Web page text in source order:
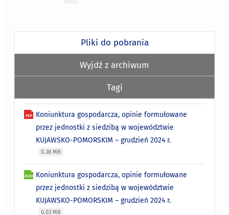
Pliki do pobrania
Wyjdź z archiwum
Tagi
Koniunktura gospodarcza, opinie formułowane
przez jednostki z siedzibą w województwie
KUJAWSKO-POMORSKIM – grudzień 2024 r.
0.38 MB
Koniunktura gospodarcza, opinie formułowane
przez jednostki z siedzibą w województwie
KUJAWSKO-POMORSKIM – grudzień 2024 r.
0.03 MB